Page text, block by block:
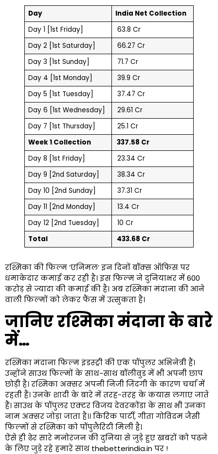
Day
India Net Collection
Day 1 [1st Friday]
₹ 63.8 Cr
Day 2 [1st Saturday]
₹ 66.27 Cr
Day 3 [1st Sunday]
₹ 71.7 Cr
Day 4 [1st Monday]
₹ 39.9 Cr
Day 5 [1st Tuesday]
₹ 37.47 Cr
Day 6 [1st Wednesday]
₹ 29.61 Cr
Day 7 [1st Thursday]
₹ 25.1 Cr
Week 1 Collection
₹ 337.58 Cr
Day 8 [1st Friday]
₹ 23.34 Cr
Day 9 [2nd Saturday]
₹ 38.34 Cr
Day 10 [2nd Sunday]
₹ 37.31 Cr
Day 11 [2nd Monday]
₹ 13.4 Cr
Day 12 [2nd Tuesday]
₹ 10 Cr
Total
₹ 433.68 Cr
रश्मिका की फिल्म ‘एनिमल’ इन दिनों बॉक्स ऑफिस पर
धमाकेदार कमाई कर रही है। इस फिल्म ने दुनियाभर में 600
करोड़ से ज्यादा की कमाई की है। अब रश्मिका मंदाना की आने
वाली फिल्मों को लेकर फैंस में उत्सुकता है।
जानिए रश्मिका मंदाना के बारे
में…
रश्मिका मंदाना फिल्म इंडस्ट्री की एक पॉपुलर अभिनेत्री हैं।
उन्होंने साउथ फिल्मों के साथ-साथ बॉलीवुड में भी अपनी छाप
छोड़ी है। रश्मिका अक्सर अपनी निजी जिंदगी के कारण चर्चा में
रहती हैं। उनके शादी के बारे में तरह-तरह के कयास लगाए जाते
हैं। साउथ के पॉपुलर एक्टर विजय देवरकोंडा के साथ भी उनका
नाम अक्सर जोड़ा जाता है।। किरिक पार्टी, गीता गोविंदम जैसी
फिल्मों से रश्मिका को पॉपुलैरिटी मिली है।
ऐसे ही ढेर सारे मनोरंजन की दुनिया से जुड़े हुए खबरों को पढने
के लिए जुड़े रहे हमारे साथ thebetterindia.in पर !